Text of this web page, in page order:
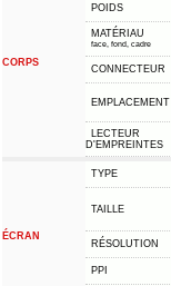
CORPS
POIDS
MATÉRIAU
face, fond, cadre
CONNECTEUR
EMPLACEMENT
LECTEUR
D'EMPREINTES
ÉCRAN
TYPE
TAILLE
RÉSOLUTION
PPI